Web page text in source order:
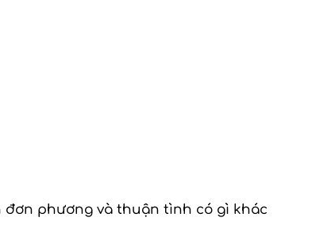
đơn phương và thuận tình có gì khác